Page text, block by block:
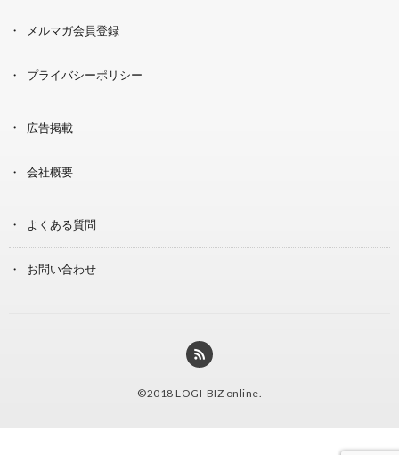
メルマガ会員登録
プライバシーポリシー
広告掲載
会社概要
よくある質問
お問い合わせ
©2018 LOGI-BIZ online.